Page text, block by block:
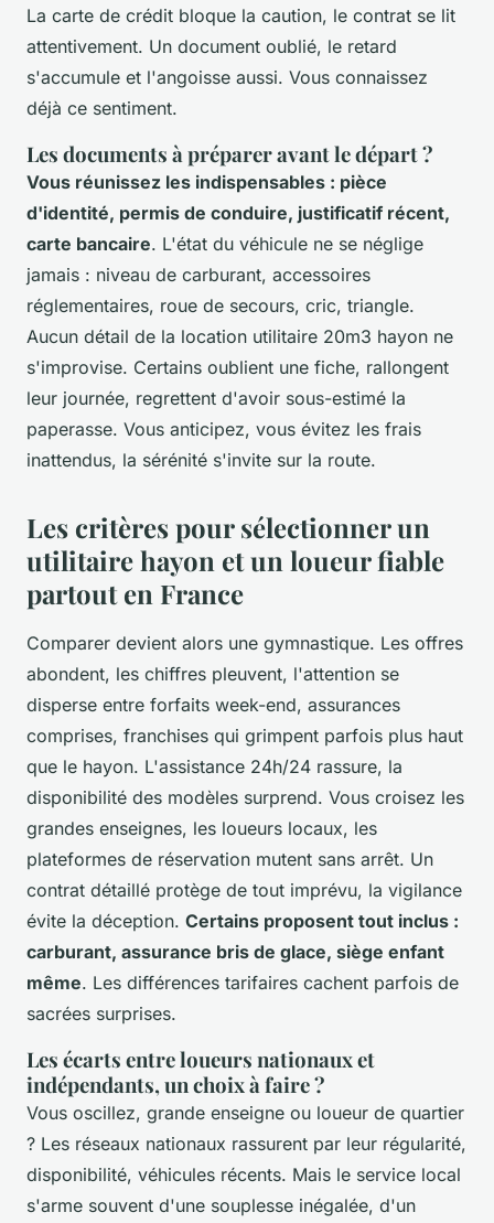
La carte de crédit bloque la caution, le contrat se lit
attentivement. Un document oublié, le retard
s'accumule et l'angoisse aussi. Vous connaissez
déjà ce sentiment.
Les documents à préparer avant le départ ?
Vous réunissez les indispensables : pièce
d'identité, permis de conduire, justificatif récent,
carte bancaire. L'état du véhicule ne se néglige
jamais : niveau de carburant, accessoires
réglementaires, roue de secours, cric, triangle.
Aucun détail de la location utilitaire 20m3 hayon ne
s'improvise. Certains oublient une fiche, rallongent
leur journée, regrettent d'avoir sous-estimé la
paperasse. Vous anticipez, vous évitez les frais
inattendus, la sérénité s'invite sur la route.
Les critères pour sélectionner un
utilitaire hayon et un loueur fiable
partout en France
Comparer devient alors une gymnastique. Les offres
abondent, les chiffres pleuvent, l'attention se
disperse entre forfaits week-end, assurances
comprises, franchises qui grimpent parfois plus haut
que le hayon. L'assistance 24h/24 rassure, la
disponibilité des modèles surprend. Vous croisez les
grandes enseignes, les loueurs locaux, les
plateformes de réservation mutent sans arrêt. Un
contrat détaillé protège de tout imprévu, la vigilance
évite la déception. Certains proposent tout inclus :
carburant, assurance bris de glace, siège enfant
même. Les différences tarifaires cachent parfois de
sacrées surprises.
Les écarts entre loueurs nationaux et
indépendants, un choix à faire ?
Vous oscillez, grande enseigne ou loueur de quartier
? Les réseaux nationaux rassurent par leur régularité,
disponibilité, véhicules récents. Mais le service local
s'arme souvent d'une souplesse inégalée, d'un